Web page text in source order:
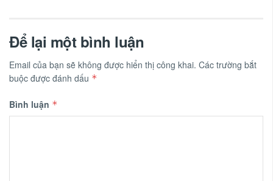
Để lại một bình luận
Email của bạn sẽ không được hiển thị công khai. Các trường bắt
buộc được đánh dấu *
Bình luận *